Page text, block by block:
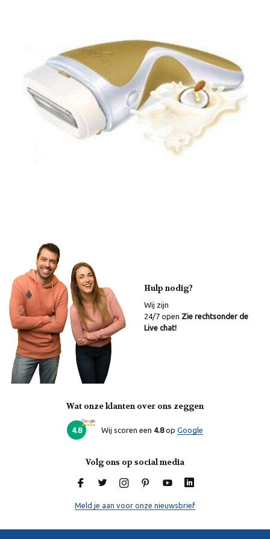
Hulp nodig?
Wij zijn
24/7 open Zie rechtsonder de
Live chat!
Wat onze klanten over ons zeggen
4.8 Wij scoren een 4.8op Google
Volg ons op social media
Meld je aan voor onze nieuwsbrief
Online